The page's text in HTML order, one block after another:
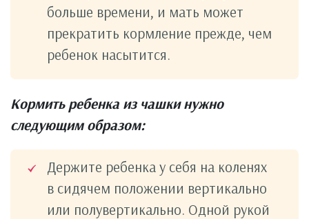
больше времени, и мать может
прекратить кормление прежде, чем
ребенок насытится.
Кормить ребенка из чашки нужно
следующим образом:
Держите ребенка у себя на коленях
в сидячем положении вертикально
или полувертикально. Одной рукой